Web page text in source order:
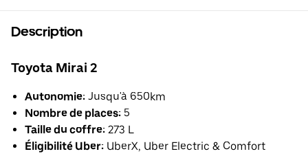
Description
Toyota Mirai 2
Autonomie: Jusqu'à 650km
Nombre de places: 5
Taille du coffre: 273 L
Éligibilité Uber: UberX, Uber Electric & Comfort